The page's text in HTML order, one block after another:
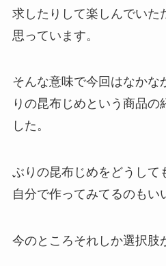
求したりして楽しんでいた
思っています。
そんな意味で今回はなかな
りの昆布じめという商品の
した。
ぶりの昆布じめをどうして
自分で作ってみてるのもい
今のところそれしか選択肢